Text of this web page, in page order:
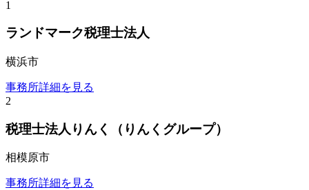
1
ランドマーク税理士法人
横浜市
事務所詳細を見る
2
税理士法人りんく（りんくグループ）
相模原市
事務所詳細を見る